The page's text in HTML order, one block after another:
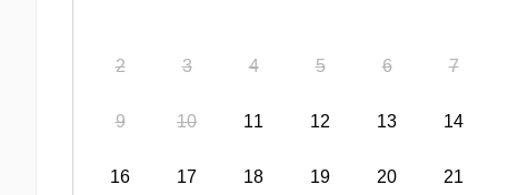
2 3 4 5 6 7
9 10 11 12 13 14
16 17 18 19 20 21